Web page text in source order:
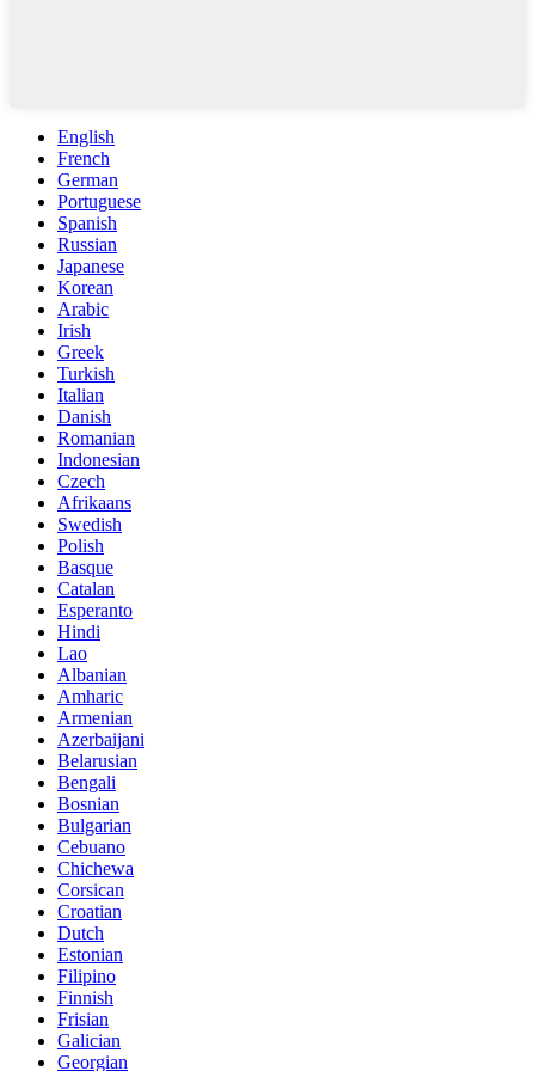
English
French
German
Portuguese
Spanish
Russian
Japanese
Korean
Arabic
Irish
Greek
Turkish
Italian
Danish
Romanian
Indonesian
Czech
Afrikaans
Swedish
Polish
Basque
Catalan
Esperanto
Hindi
Lao
Albanian
Amharic
Armenian
Azerbaijani
Belarusian
Bengali
Bosnian
Bulgarian
Cebuano
Chichewa
Corsican
Croatian
Dutch
Estonian
Filipino
Finnish
Frisian
Galician
Georgian